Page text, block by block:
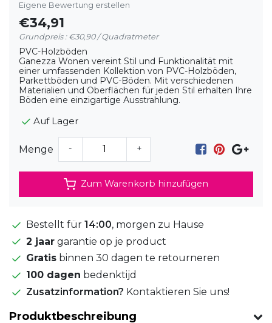
Eigene Bewertung erstellen
€34,91
Grundpreis : €30,90 / Quadratmeter
PVC-Holzböden
Ganezza Wonen vereint Stil und Funktionalität mit
einer umfassenden Kollektion von PVC-Holzböden,
Parkettböden und PVC-Böden. Mit verschiedenen
Materialien und Oberflächen für jeden Stil erhalten Ihre
Böden eine einzigartige Ausstrahlung.
Auf Lager
Menge - +
Zum Warenkorb hinzufügen
Bestellt für 14:00, morgen zu Hause
2 jaar garantie op je product
Gratis binnen 30 dagen te retourneren
100 dagen bedenktijd
Zusatzinformation? Kontaktieren Sie uns!
Produktbeschreibung